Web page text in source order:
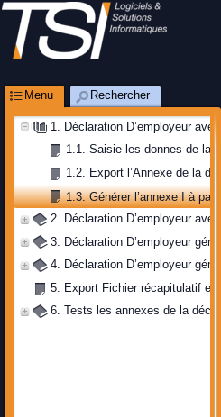
Menu Rechercher
1. Déclaration D’employeur
1.1. Saisie les donnes de la
1.2. Export l’Annexe de la
1.3. Générer l’annexe I à
2. Déclaration D’employeur
3. Déclaration D’employeur
4. Déclaration D’employeur
5. Export Fichier récapitulatif et
6. Tests les annexes de la